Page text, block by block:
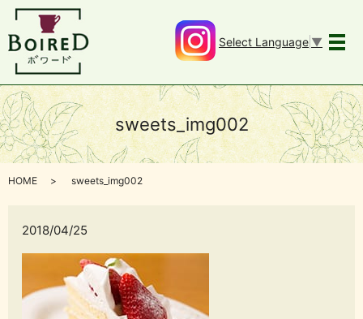
メ
Select Language ▼
sweets_img002
HOME sweets_img002
2018/04/25